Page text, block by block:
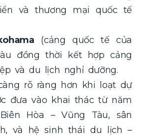
và thương mại quốc tế
(cảng quốc tế của
đồng thời kết hợp cảng
và du lịch nghỉ dưỡng.
rõ ràng hơn khi loạt dự
đưa vào khai thác từ năm
Hòa – Vũng Tàu, sân
và hệ sinh thái du lịch –